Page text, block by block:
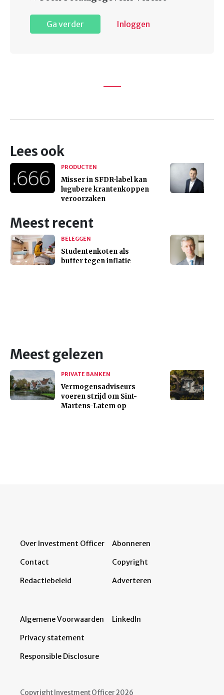
Ga verder Inloggen
Lees ook
PRODUCTEN
Misser in SFDR-label kan
lugubere krantenkoppen
veroorzaken
Meest recent
BELEGGEN
Studentenkoten als
buffer tegen inflatie
Meest gelezen
PRIVATE BANKEN
Vermogensadviseurs
voeren strijd om Sint-
Martens-Latem op
Over Investment Officer
Contact
Redactiebeleid
Abonneren
Copyright
Adverteren
Algemene Voorwaarden
Privacy statement
Responsible Disclosure
LinkedIn
Copyright Investment Officer 2026